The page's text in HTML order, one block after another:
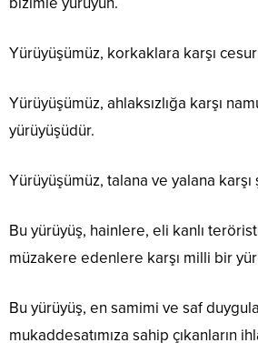
Yürüyüşümüz, korkaklara karşı
Yürüyüşümüz, ahlaksızlığa karşı
yürüyüşüdür.
Yürüyüşümüz, talana ve yalana
Bu yürüyüş, hainlere, eli kanlı
müzakere edenlere karşı milli bir
Bu yürüyüş, en samimi ve saf
mukaddesatımıza sahip çıkanların